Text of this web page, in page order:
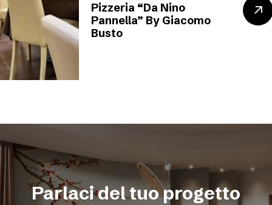
Pizzeria “Da Nino
Pannella” By Giacomo
Busto
Parlaci del tuo progetto